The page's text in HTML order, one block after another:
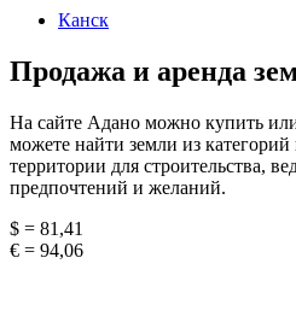
Канск
Продажа и аренда
На сайте Адано можно купить
можете найти земли из
территории для строительства,
предпочтений и желаний.
$ = 81,41
€ = 94,06